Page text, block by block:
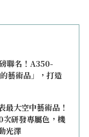
聯名！A350-
藝術品」，打造
大空中藝術品！
研發專屬色，機
光澤